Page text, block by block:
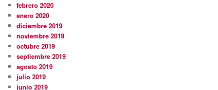
febrero 2020
enero 2020
diciembre 2019
noviembre 2019
octubre 2019
septiembre 2019
agosto 2019
julio 2019
junio 2019